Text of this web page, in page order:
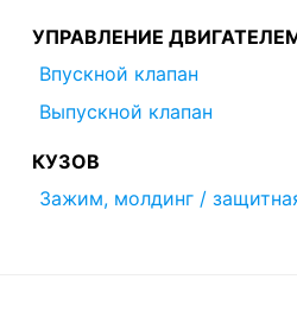
УПРАВЛЕНИЕ
Впускной клапан
Выпускной клапан
КУЗОВ
Зажим, молдинг /